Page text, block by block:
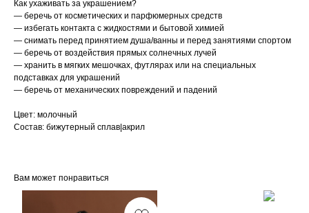
Как ухаживать за украшением?
— беречь от косметических и парфюмерных средств
— избегать контакта с жидкостями и бытовой химией
— снимать перед принятием душа/ванны и перед занятиями спортом
— беречь от воздействия прямых солнечных лучей
— хранить в мягких мешочках, футлярах или на специальных
подставках для украшений
— беречь от механических повреждений и падений
Цвет: молочный
Состав: бижутерный сплав|акрил
Вам может понравиться